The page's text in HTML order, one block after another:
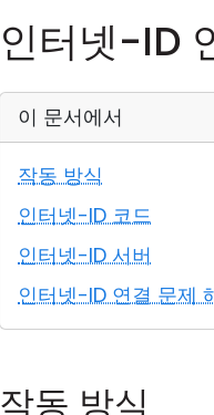
인터넷-ID
이 문서에서
작동 방식
인터넷-ID 코드
인터넷-ID 서버
인터넷-ID 연결 문제
작동 방식